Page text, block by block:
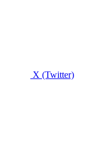
X (Twitter)